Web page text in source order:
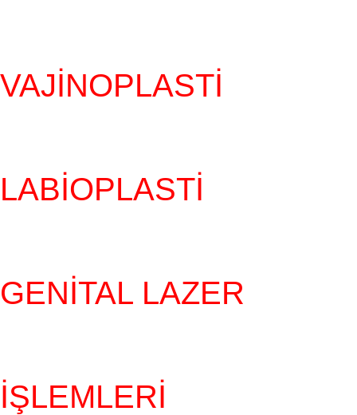
VAJINOPLASTI
LABIOPLASTI
GENITAL LAZER
İŞLEMLERI